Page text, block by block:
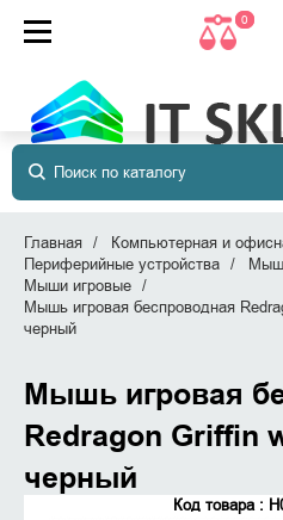
0
Главная
Компьютерная и
Периферийные устройства
Мыши игровые
Мышь игровая беспроводная
черный
Мышь игровая
Redragon Griffin
черный
Код товара :